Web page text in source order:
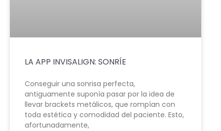
LA APP INVISALIGN: SONRÍE
Conseguir una sonrisa perfecta,
antiguamente suponía pasar por la idea de
llevar brackets metálicos, que rompían con
toda estética y comodidad del paciente. Esto,
afortunadamente,